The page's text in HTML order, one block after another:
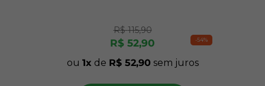
-54%
R$ 115,90
R$ 52,90
ou 1 de R$ 52,90 sem juros